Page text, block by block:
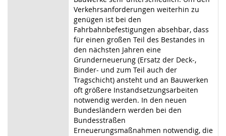
Verkehrsanforderungen weiterhin zu
genügen ist bei den
Fahrbahnbefestigungen absehbar, dass
für einen großen Teil des Bestandes in
den nächsten Jahren eine
Grunderneuerung (Ersatz der Deck-,
Binder- und zum Teil auch der
Tragschicht) ansteht und an Bauwerken
oft größere Instandsetzungsarbeiten
notwendig werden. In den neuen
Bundesländern werden bei den
Bundesstraßen
Erneuerungsmaßnahmen notwendig, die